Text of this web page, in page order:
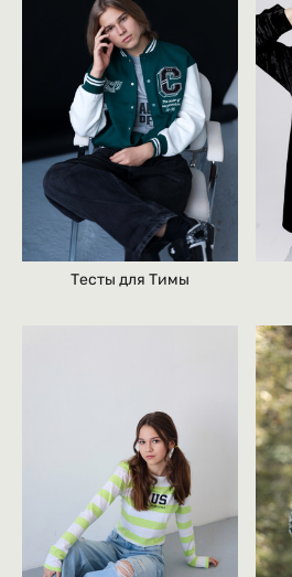
Тесты для Тимы